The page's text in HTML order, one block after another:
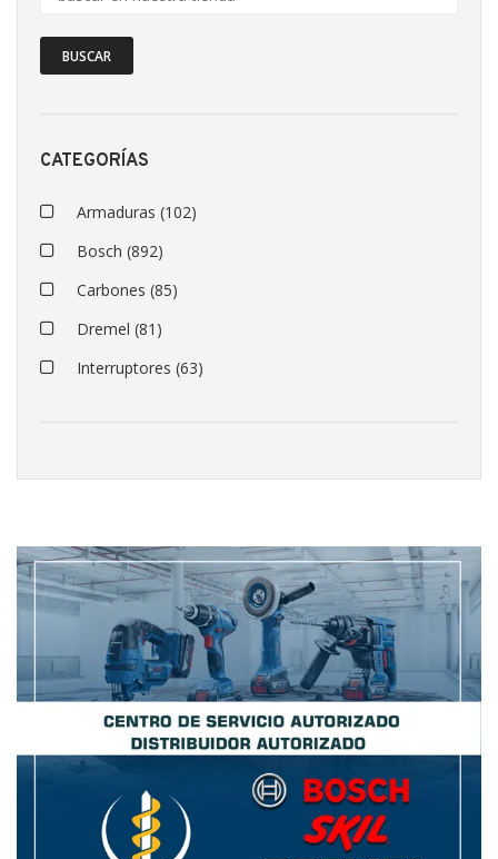
BUSCAR
CATEGORÍAS
Armaduras (102)
Bosch (892)
Carbones (85)
Dremel (81)
Interruptores (63)